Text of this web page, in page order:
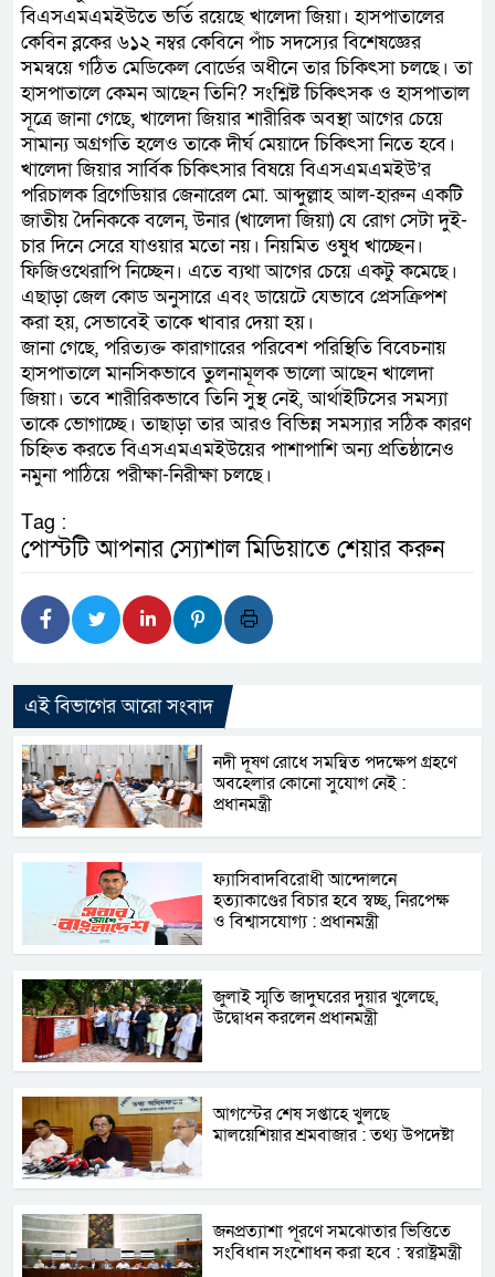
বিএসএমএমইউতে ভর্তি রয়েছে খালেদা জিয়া। হাসপাতালের
কেবিন ব্লকের ৬১২ নম্বর কেবিনে পাঁচ সদস্যের বিশেষজ্ঞের
সমন্বয়ে গঠিত মেডিকেল বোর্ডের অধীনে তার চিকিৎসা চলছে। তা
হাসপাতালে কেমন আছেন তিনি? সংশ্লিষ্ট চিকিৎসক ও হাসপাতাল
সূত্রে জানা গেছে, খালেদা জিয়ার শারীরিক অবস্থা আগের চেয়ে
সামান্য অগ্রগতি হলেও তাকে দীর্ঘ মেয়াদে চিকিৎসা নিতে হবে।
খালেদা জিয়ার সার্বিক চিকিৎসার বিষয়ে বিএসএমএমইউ’র
পরিচালক ব্রিগেডিয়ার জেনারেল মো. আব্দুল্লাহ আল-হারুন একটি
জাতীয় দৈনিককে বলেন, উনার (খালেদা জিয়া) যে রোগ সেটা দুই-
চার দিনে সেরে যাওয়ার মতো নয়। নিয়মিত ওষুধ খাচ্ছেন।
ফিজিওথেরাপি নিচ্ছেন। এতে ব্যথা আগের চেয়ে একটু কমেছে।
এছাড়া জেল কোড অনুসারে এবং ডায়েটে যেভাবে প্রেসক্রিপশ
করা হয়, সেভাবেই তাকে খাবার দেয়া হয়।
জানা গেছে, পরিত্যক্ত কারাগারের পরিবেশ পরিস্থিতি বিবেচনায়
হাসপাতালে মানসিকভাবে তুলনামূলক ভালো আছেন খালেদা
জিয়া। তবে শারীরিকভাবে তিনি সুস্থ নেই, আর্থাইটিসের সমস্যা
তাকে ভোগাচ্ছে। তাছাড়া তার আরও বিভিন্ন সমস্যার সঠিক কারণ
চিহ্নিত করতে বিএসএমএমইউয়ের পাশাপাশি অন্য প্রতিষ্ঠানেও
নমুনা পাঠিয়ে পরীক্ষা-নিরীক্ষা চলছে।
Tag :
পোস্টটি আপনার স্যোশাল মিডিয়াতে শেয়ার করুন
এই বিভাগের আরো সংবাদ
নদী দূষণ রোধে সমন্বিত পদক্ষেপ গ্রহণে
অবহেলার কোনো সুযোগ নেই :
প্রধানমন্ত্রী
ফ্যাসিবাদবিরোধী আন্দোলনে
হত্যাকাণ্ডের বিচার হবে স্বচ্ছ, নিরপেক্ষ
ও বিশ্বাসযোগ্য : প্রধানমন্ত্রী
জুলাই স্মৃতি জাদুঘরের দুয়ার খুলেছে,
উদ্বোধন করলেন প্রধানমন্ত্রী
আগস্টের শেষ সপ্তাহে খুলছে
মালয়েশিয়ার শ্রমবাজার : তথ্য উপদেষ্টা
জনপ্রত্যাশা পূরণে সমঝোতার ভিত্তিতে
সংবিধান সংশোধন করা হবে : স্বরাষ্ট্রমন্ত্রী